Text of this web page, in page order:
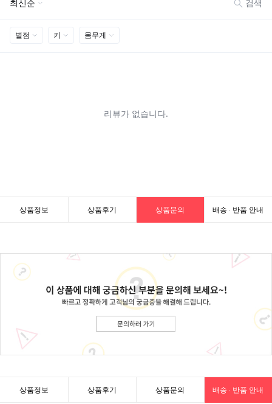
상품정보 상품후기 상품문의 배송 · 반품 안내
상품정보 상품후기 상품문의 배송 · 반품 안내